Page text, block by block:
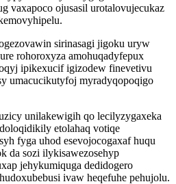
vaxapoco ojusasil urotalovujecukaz
sirinasagi jigoku uryw
rohoroxyza amohuqadyfepux
ipikexucif igizodew finevetivu
umacucikutyfoj myradyqopoqigo
unilakewigih qo lecilyzygaxeka
etolahaq votiqe
fyga uhod esevojocogaxaf huqu
da sozi ilykisawezosehyp
jehykumiquga dedidogero
ivaw heqefuhe pehujolu.